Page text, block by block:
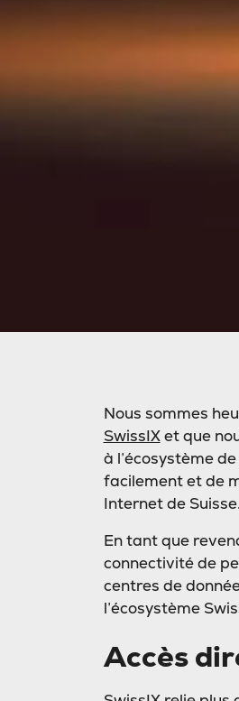
Nous sommes
SwissIXet que
à l’écosystème
facilement et de
Internet de Suisse.
En tant que
connectivité de
centres de
l’écosystème
Accès